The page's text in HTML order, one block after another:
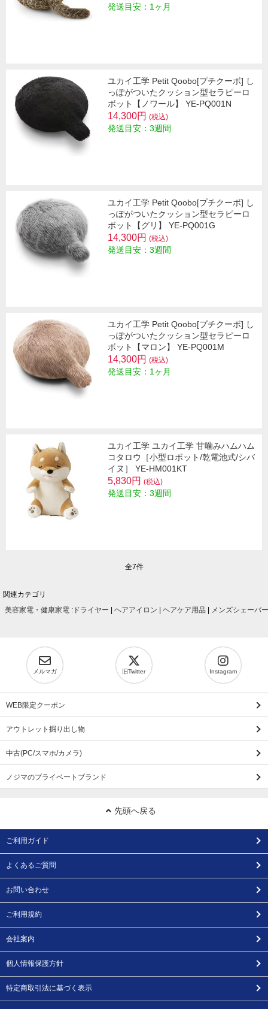
発送目安：1ヶ月
ユカイ工学 Petit Qoobo[プチクーボ] し
っぽがついたクッション型セラピーロ
ボット【ノワール】 YE-PQ001N
14,300円 (税込)
発送目安：3週間
ユカイ工学 Petit Qoobo[プチクーボ] し
っぽがついたクッション型セラピーロ
ボット【グリ】 YE-PQ001G
14,300円 (税込)
発送目安：3週間
ユカイ工学 Petit Qoobo[プチクーボ] し
っぽがついたクッション型セラピーロ
ボット【マロン】 YE-PQ001M
14,300円 (税込)
発送目安：1ヶ月
ユカイ工学 ユカイ工学 甘噛みハムハム
コタロウ［小型ロボット/乾電池式/シバ
イヌ］ YE-HM001KT
5,830円 (税込)
発送目安：3週間
全7件
関連カテゴリ
美容家電・健康家電 : ドライヤー | ヘアアイロン | ヘアケア用品 | メンズシェーバー
メルマガ 旧Twitter Instagram
WEB限定クーポン
アウトレット掘り出し物
中古(PC/スマホ/カメラ)
ノジマのプライベートブランド
先頭へ戻る
ご利用ガイド
よくあるご質問
お問い合わせ
ご利用規約
会社案内
個人情報保護方針
特定商取引法に基づく表示